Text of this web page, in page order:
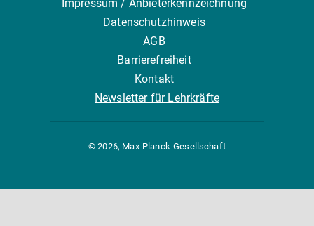
Impressum / Anbieterkennzeichnung
Datenschutzhinweis
AGB
Barrierefreiheit
Kontakt
Newsletter für Lehrkräfte
© 2026, Max-Planck-Gesellschaft